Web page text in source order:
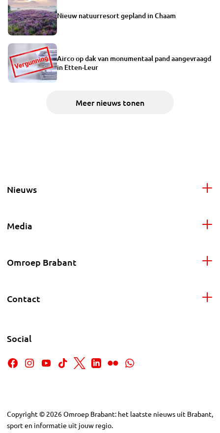
Nieuw natuurresort gepland in Chaam
Airco op dak van monumentaal pand aangevraagd
in Etten-Leur
Meer nieuws tonen
Nieuws
Media
Omroep Brabant
Contact
Social
Copyright © 2026Omroep Brabant: het laatste nieuws uit Brabant,
sport en informatie uit jouw regio.